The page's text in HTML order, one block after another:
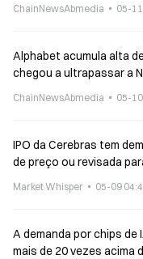
ChainNewsAbmedia 05-
Alphabet acumula alta
chegou a ultrapassar a
ChainNewsAbmedia 05-
IPO da Cerebras tem
de preço ou revisada
Market Whisper 05-09
A demanda por chips de
mais de 20 vezes acima